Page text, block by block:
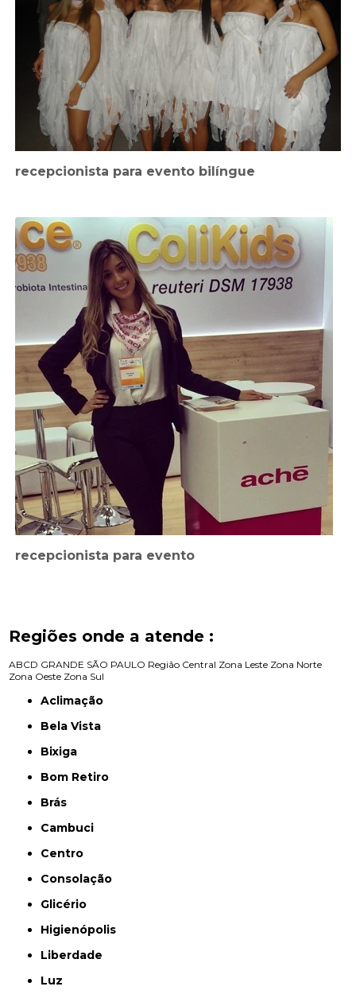
recepcionista para evento bilíngue
recepcionista para evento
Regiões onde a atende :
ABCD GRANDE SÃO PAULO Região Central Zona Leste Zona Norte
Zona Oeste Zona Sul
Aclimação
Bela Vista
Bixiga
Bom Retiro
Brás
Cambuci
Centro
Consolação
Glicério
Higienópolis
Liberdade
Luz